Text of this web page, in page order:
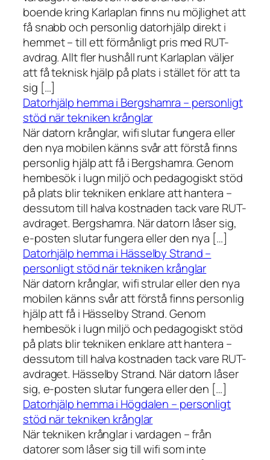
boende kring Karlaplan finns nu möjlighet att
få snabb och personlig datorhjälp direkt i
hemmet – till ett förmånligt pris med RUT-
avdrag. Allt fler hushåll runt Karlaplan väljer
att få teknisk hjälp på plats i stället för att ta
sig […]
Datorhjälp hemma i Bergshamra – personligt
stöd när tekniken krånglar
När datorn krånglar, wifi slutar fungera eller
den nya mobilen känns svår att förstå finns
personlig hjälp att få i Bergshamra. Genom
hembesök i lugn miljö och pedagogiskt stöd
på plats blir tekniken enklare att hantera –
dessutom till halva kostnaden tack vare RUT-
avdraget. Bergshamra. När datorn låser sig,
e-posten slutar fungera eller den nya […]
Datorhjälp hemma i Hässelby Strand –
personligt stöd när tekniken krånglar
När datorn krånglar, wifi strular eller den nya
mobilen känns svår att förstå finns personlig
hjälp att få i Hässelby Strand. Genom
hembesök i lugn miljö och pedagogiskt stöd
på plats blir tekniken enklare att hantera –
dessutom till halva kostnaden tack vare RUT-
avdraget. Hässelby Strand. När datorn låser
sig, e-posten slutar fungera eller den […]
Datorhjälp hemma i Högdalen – personligt
stöd när tekniken krånglar
När tekniken krånglar i vardagen – från
datorer som låser sig till wifi som inte